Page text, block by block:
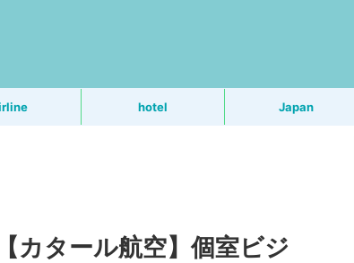
hotel Japan
カタール航空】個室ビジ